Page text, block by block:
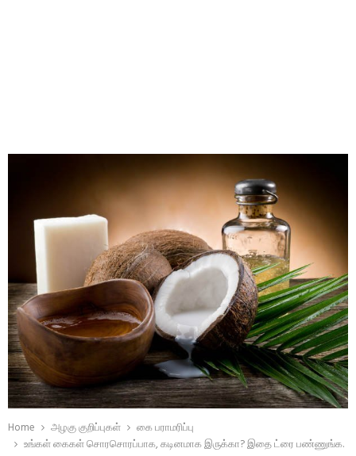
Home அழகு குறிப்புகள்
கை பராமரிப்பு
உங்கள் கைகள் சொரசொரப்பாக, கடினமாக இருக்கா? இதை ட்ரை பண்ணுங்க.